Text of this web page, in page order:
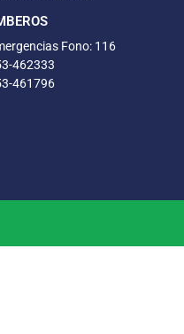
Fono: 116
462333
461796